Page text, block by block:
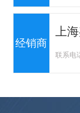
经销商
上
联系电